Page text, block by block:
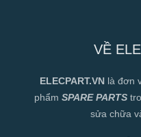
VỀ
ELECPART.VN là đơn
phẩm SPARE PARTS
sửa chữa